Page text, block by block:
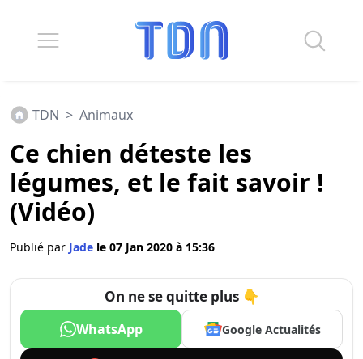
TDN > Animaux
Ce chien déteste les
légumes, et le fait savoir !
(Vidéo)
Publié par Jade le 07 Jan 2020 à 15:36
On ne se quitte plus 👇
WhatsApp Google Actualités